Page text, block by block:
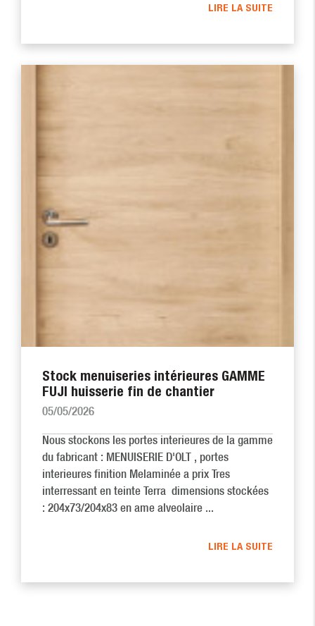
LIRE LA SUITE
Stock menuiseries intérieures GAMME
FUJI huisserie fin de chantier
05/05/2026
Nous stockons les portes interieures de la gamme
du fabricant : MENUISERIE D'OLT , portes
interieures finition Melaminée a prix Tres
interressant en teinte Terra dimensions stockées
: 204x73/204x83 en ame alveolaire ...
LIRE LA SUITE